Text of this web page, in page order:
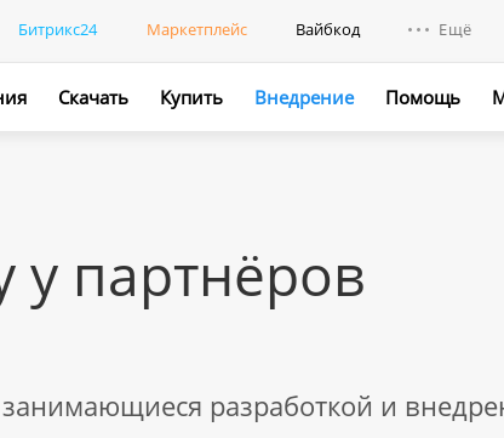
Битрикс24 Маркетплейс Вайбкод Ещё
Скачать Купить Внедрение Помощь
у партнёров
разработкой и